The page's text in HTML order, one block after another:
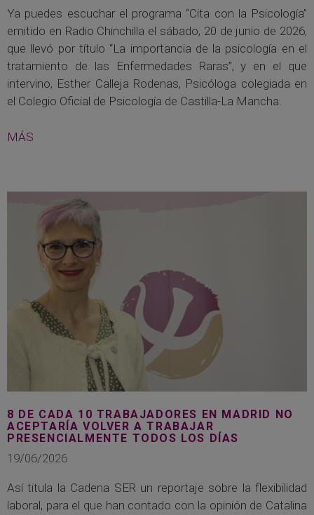
Ya puedes escuchar el programa “Cita con la Psicología”
emitido en Radio Chinchilla el sábado, 20 de junio de 2026,
que llevó por título “La importancia de la psicología en el
tratamiento de las Enfermedades Raras”, y en el que
intervino, Esther Calleja Rodenas, Psicóloga colegiada en
el Colegio Oficial de Psicología de Castilla-La Mancha.
MÁS
8 DE CADA 10 TRABAJADORES EN MADRID NO
ACEPTARÍA VOLVER A TRABAJAR
PRESENCIALMENTE TODOS LOS DÍAS
19/06/2026
Así titula la Cadena SER un reportaje sobre la flexibilidad
laboral, para el que han contado con la opinión de Catalina